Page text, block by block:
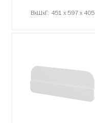
ВxШxГ: 451 x 597 x 405